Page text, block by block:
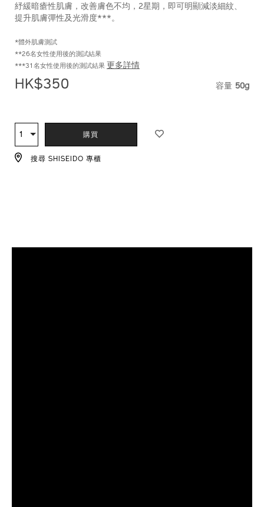
紓緩暗瘡性肌膚，改善膚色不均，2星期，即可明顯減淡細紋、
提升肌膚彈性及光滑度***。
*體外肌膚測試
**26名女性使用後的測試結果
***31名女性使用後的測試結果 更多詳情
HK$350 容量 50g
TO
CART
OPTIONS
ACTIONS
數
量
1 購買
搜尋 SHISEIDO 專櫃